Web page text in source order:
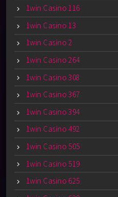
1win Casino 116
1win Casino 13
1win Casino 2
1win Casino 264
1win Casino 308
1win Casino 367
1win Casino 394
1win Casino 492
1win Casino 505
1win Casino 519
1win Casino 625